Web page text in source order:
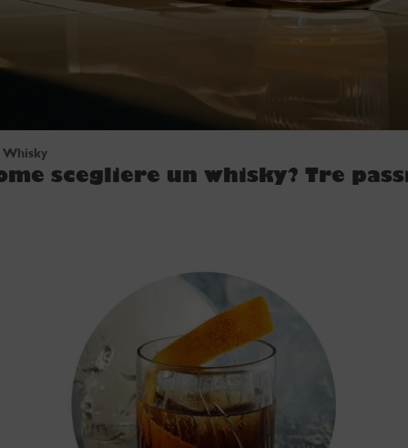
Whisky
scegliere un whisky? Tre